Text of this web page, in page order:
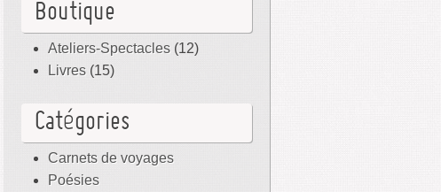
Boutique
Ateliers-Spectacles (12)
Livres (15)
Catégories
Carnets de voyages
Poésies